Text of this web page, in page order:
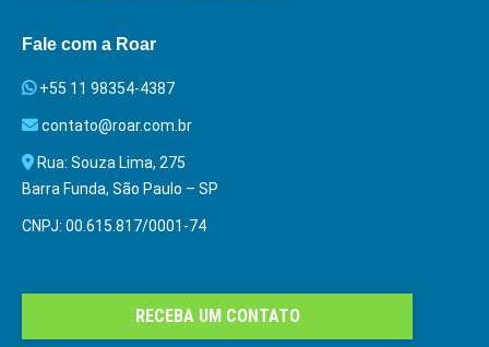
Fale com a Roar
+55 11 98354-4387
contato@roar.com.br
Rua: Souza Lima, 275
Barra Funda, São Paulo – SP
CNPJ: 00.615.817/0001-74
RECEBA UM CONTATO